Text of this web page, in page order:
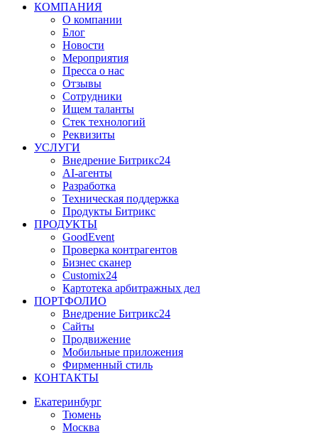
КОМПАНИЯ
О компании
Блог
Новости
Мероприятия
Пресса о нас
Отзывы
Сотрудники
Ищем таланты
Стек технологий
Реквизиты
УСЛУГИ
Внедрение Битрикс24
AI-агенты
Разработка
Техническая поддержка
Продукты Битрикс
ПРОДУКТЫ
GoodEvent
Проверка контрагентов
Бизнес сканер
Customix24
Картотека арбитражных дел
ПОРТФОЛИО
Внедрение Битрикс24
Сайты
Продвижение
Мобильные приложения
Фирменный стиль
КОНТАКТЫ
Екатеринбург
Тюмень
Москва